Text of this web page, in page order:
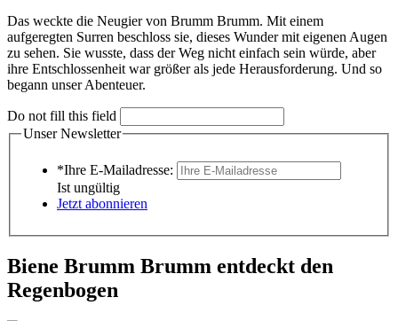
Das weckte die Neugier von Brumm Brumm. Mit einem
aufgeregten Surren beschloss sie, dieses Wunder mit eigenen Augen
zu sehen. Sie wusste, dass der Weg nicht einfach sein würde, aber
ihre Entschlossenheit war größer als jede Herausforderung. Und so
begann unser Abenteuer.
Do not fill this field
Unser Newsletter
*Ihre E-Mailadresse:
Ist ungültig
Jetzt abonnieren
Biene Brumm Brumm entdeckt den
Regenbogen